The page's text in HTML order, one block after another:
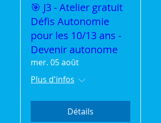
🎯 J3 - Atelier gratuit
Défis Autonomie
pour les 10/13 ans -
Devenir autonome
mer. 05 août
Plus d'infos
Détails